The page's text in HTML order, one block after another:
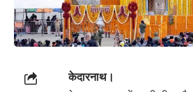
केदारनाथ।